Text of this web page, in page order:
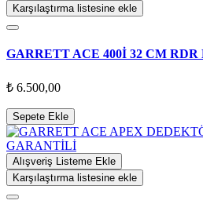
Karşılaştırma listesine ekle
GARRETT ACE 400İ 32 CM
₺ 6.500,00
Sepete Ekle
Alışveriş Listeme Ekle
Karşılaştırma listesine ekle